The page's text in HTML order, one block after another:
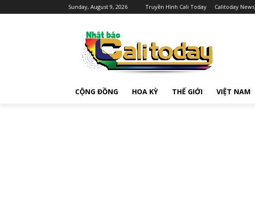
Sunday, August 9, 2026 Truyền Hình Cali Today Calitoday News
CỘNG ĐỒNG HOA KỲ THẾ GIỚI VIỆT NAM